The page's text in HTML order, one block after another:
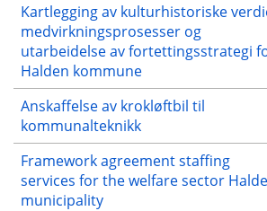
Kartlegging av kulturhistoriske
medvirkningsprosesser og
utarbeidelse av fortettingsstrategi
Halden kommune
Anskaffelse av krokløftbil til
kommunalteknikk
Framework agreement staffing
services for the welfare sector
municipality